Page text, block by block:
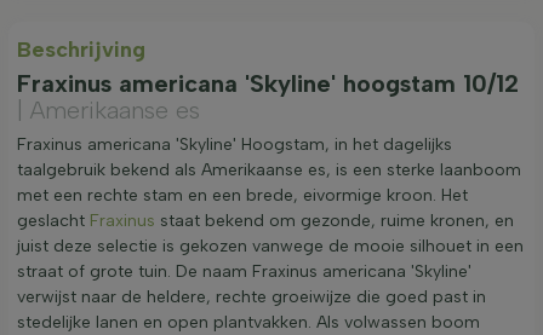
Beschrijving
Fraxinus americana 'Skyline' hoogstam 10/12
| Amerikaanse es
Fraxinus americana 'Skyline' Hoogstam, in het dagelijks
taalgebruik bekend als Amerikaanse es, is een sterke laanboom
met een rechte stam en een brede, eivormige kroon. Het
geslacht Fraxinus staat bekend om gezonde, ruime kronen, en
juist deze selectie is gekozen vanwege de mooie silhouet in een
straat of grote tuin. De naam Fraxinus americana 'Skyline'
verwijst naar de heldere, rechte groeiwijze die goed past in
stedelijke lanen en open plantvakken. Als volwassen boom